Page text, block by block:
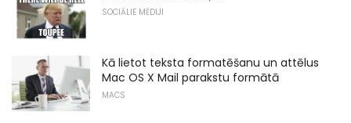
SOCIĀLIE MĒDIJI
Kā lietot teksta formatēšanu un attēlus
Mac OS X Mail parakstu formātā
MACS